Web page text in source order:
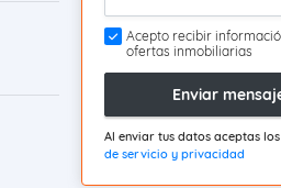
Acepto recibir
ofertas inmobiliarias
Enviar
Al enviar tus datos aceptas los
de servicio y privacidad